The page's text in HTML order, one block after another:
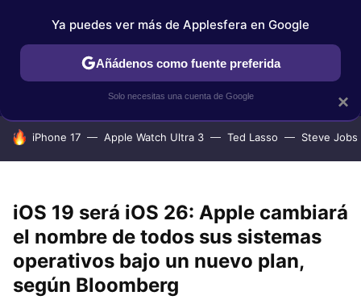
IPHONE TUTORIALES APPLESFERA SELECCIÓN
HOY SE HABLA DE
iPhone 17 Apple Watch Ultra 3 Ted Lasso Steve Jobs
iOS 19 será iOS 26: Apple cambiará
el nombre de todos sus sistemas
operativos bajo un nuevo plan,
según Bloomberg
×
Ya puedes ver más de Applesfera en Google
Añádenos como fuente preferida
Solo necesitas una cuenta de Google